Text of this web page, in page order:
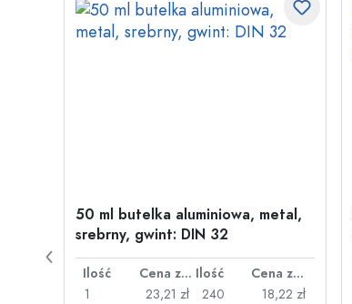
50 ml butelka aluminiowa, metal,
srebrny, gwint: DIN 32
Ilość Cena za sztukę Ilość
Cena za sztukę
1
23,21 zł
240
18,22 zł